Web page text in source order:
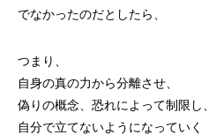
でなかったのだとしたら、
つまり、
自身の真の力から分離させ、
偽りの概念、恐れによって制限し、
自分で立てないようになっていく